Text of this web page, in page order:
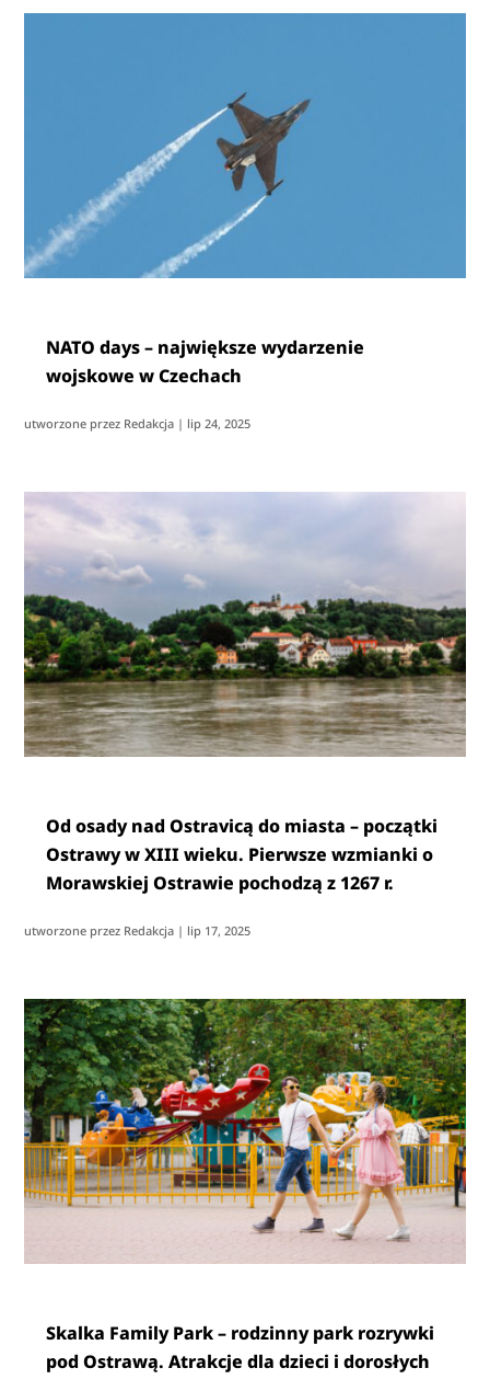
NATO days – największe wydarzenie
wojskowe w Czechach
utworzone przez Redakcja | lip 24, 2025
Od osady nad Ostravicą do miasta – początki
Ostrawy w XIII wieku. Pierwsze wzmianki o
Morawskiej Ostrawie pochodzą z 1267 r.
utworzone przez Redakcja | lip 17, 2025
Skalka Family Park – rodzinny park rozrywki
pod Ostrawą. Atrakcje dla dzieci i dorosłych